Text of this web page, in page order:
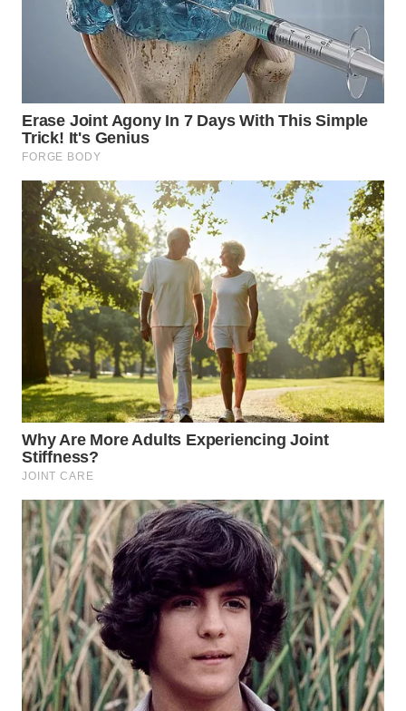
WN
PADANG
SUMEDANG
WN
CIANJUR
WN
KEPULAUAN
SERIBU
WN
TANGERANG
WN
BINJAI
WN
CIREBON
WN
INDRAMAYU
WN
KUNINGAN
WN
MAJALENGKA